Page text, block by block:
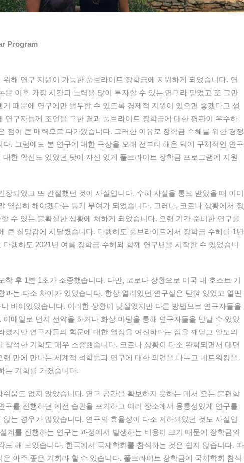
Program
해 연구 지원이 가능한 풀브라이트 장학금에 지원하게 되었습니다. 연
문 이후 가장 시간과 노력을 많이 투자할 수 있는 연구라 믿었고 또 그만
때문에 연구에만 몰두할 수 있도록 경제적 지원이 있으면 좋겠다고 생
연구자들께 조언을 구한 결과 풀브라이트 장학금에 대한 평판이 우수하
점이 큰 매력으로 다가왔습니다. 그러한 이유로 장학금 수혜를 위한 경쟁
. 그럼에도 본 연구에 대한 구상을 오래 전부터 해온 덕에 구체적인 연구
한 확신도 있었던 탓에 자신 있게 풀브라이트 장학금 프로그램에 지원
장되었고 또 간절했던 것이 사실입니다. 수혜 사실을 통보 받았을 때 이미
열심히 해야겠다는 동기 부여가 되었습니다. 그러나, 코로나 상황에서 장
수 있는 불확실한 상황에 처하게 되었습니다. 오랜 기간 준비한 연구를
큰 실망감에 시달렸습니다. 다행히도 풀브라이트에서 장학금 수혜를 1년
행히도 2021년 여름 장학금 수혜와 함께 연구년을 시작할 수 있었습니
착 후 1분 1초가 소중했습니다. 다만, 코로나 상황으로 미국 내 호스트 기
과는 다소 차이가 있었습니다. 항상 열려있던 연구실은 닫혀 있었고 열띤
비어있었습니다. 이러한 상황이 낯설었지만 다른 방법으로 연구자들을
메일로 먼저 선약을 하거나 화상 미팅을 통해 연구자들을 만날 수 있었
졌지만 연구자들의 학문에 대한 열정을 여전하다는 점을 깨닫고 안도의
참석한 기회도 매우 소중했습니다. 코로나 상황이 다소 완화되면서 대면
만에 만나는 세계적 석학들과 연구에 대한 의견을 나누고 네트워킹을
는 기회를 가졌습니다.
움도 없지 않았습니다. 연구 공간을 확보하지 못하는 데서 오는 불편함
구를 진행하던 예전 습관을 포기하고 여러 장소에서 융통성있게 연구를
는 경우가 많았습니다. 연구의 효율성이 다소 저하되었던 것도 사실입
계를 진행하는 연구는 과정에서 발생하는 비용이 크기 때문에 장학금의
도 해 보았습니다. 한국에서 국제학회를 참석하는 것은 쉽지 않습니다. 따
아주 좋은 기회라 할 수 있습니다. 풀브라이트 장학금에 국제학회 참석